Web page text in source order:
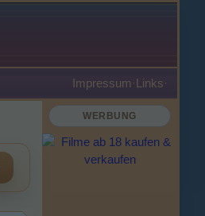
Impressum ·Links·
WERBUNG